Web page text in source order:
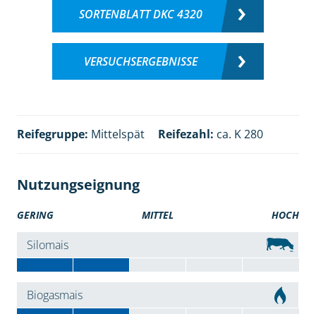
SORTENBLATT DKC 4320
VERSUCHSERGEBNISSE
Reifegruppe: Mittelspät Reifezahl: ca. K 280
Nutzungseignung
GERING MITTEL HOCH
Silomais
Biogasmais